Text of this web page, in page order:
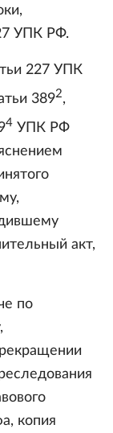
УПК РФ.
227 УПК
3892,
4 УПК РФ
акт,
по
копия